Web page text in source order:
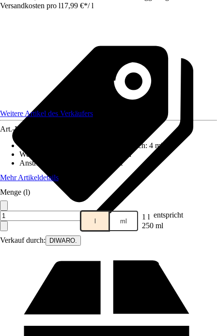
Versandkosten pro l17,99 €*/ l
Verkauf durch: DIWARO.
Weitere Artikel des Verkäufers
Art.-Nr.
Reichweite (ca.) bei einmaligem Anstrich: 4 m²/l
Wetter- und UV-Beständigkeit
Nein
Anstrichart
Lasierend/transparent
Mehr Artikeldetails
Menge (l)
l ml 1 l entspricht
250 ml